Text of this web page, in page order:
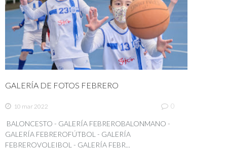
GALERÍA DE FOTOS FEBRERO
10 mar 2022 0
BALONCESTO - GALERÍA FEBREROBALONMANO -
GALERÍA FEBREROFÚTBOL - GALERÍA
FEBREROVOLEIBOL - GALERÍA FEBR...